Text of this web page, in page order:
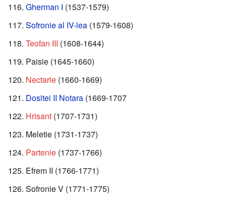
Gherman I (1537-1579)
Sofronie al IV-lea (1579-1608)
Teofan III (1608-1644)
Paisie (1645-1660)
Nectarie (1660-1669)
Dositei II Notara (1669-1707
Hrisant (1707-1731)
Meletie (1731-1737)
Partenie (1737-1766)
Efrem II (1766-1771)
Sofronie V (1771-1775)